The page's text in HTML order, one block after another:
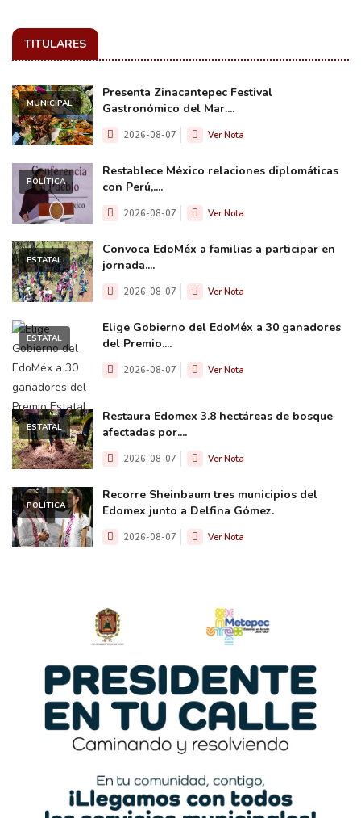
TITULARES
MUNICIPAL
Presenta Zinacantepec Festival
Gastronómico del Mar....
2026-08-07 Ver Nota
POLÍTICA
Restablece México relaciones diplomáticas
con Perú,....
2026-08-07 Ver Nota
ESTATAL
Convoca EdoMéx a familias a participar en
jornada....
2026-08-07 Ver Nota
ESTATAL
Elige Gobierno del EdoMéx a 30 ganadores
del Premio....
2026-08-07 Ver Nota
ESTATAL
Restaura Edomex 3.8 hectáreas de bosque
afectadas por....
2026-08-07 Ver Nota
POLÍTICA
Recorre Sheinbaum tres municipios del
Edomex junto a Delfina Gómez.
2026-08-07 Ver Nota